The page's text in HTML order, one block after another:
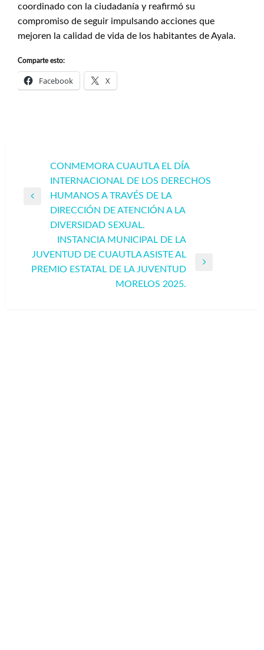
coordinado con la ciudadanía y reafirmó su
compromiso de seguir impulsando acciones que
mejoren la calidad de vida de los habitantes de Ayala.
Comparte esto:
Facebook X
Navegación
entradas
CONMEMORA CUAUTLA EL DÍA
INTERNACIONAL DE LOS DERECHOS
HUMANOS A TRAVÉS DE LA
DIRECCIÓN DE ATENCIÓN A LA
DIVERSIDAD SEXUAL.
Entrada
INSTANCIA MUNICIPAL DE LA
JUVENTUD DE CUAUTLA ASISTE AL
PREMIO ESTATAL DE LA JUVENTUD
MORELOS 2025.